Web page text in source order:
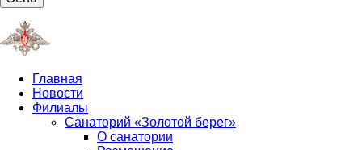
Главная
Новости
Филиалы
Санаторий «Золотой берег»
О санатории